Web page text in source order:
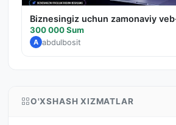
Biznesingiz uchun zamonaviy
300 000 Sum
A abdulbosit
O'XSHASH XIZMATLAR